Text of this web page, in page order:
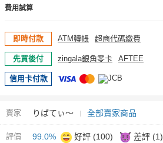
費用試算
即時付款 ATM轉帳 超商代碼繳費
先買後付 zingala銀角零卡 AFTEE
信用卡付款
賣家 りばてぃ〜 全部賣家商品
評價 99.0% 好評 (100) 差評 (1)